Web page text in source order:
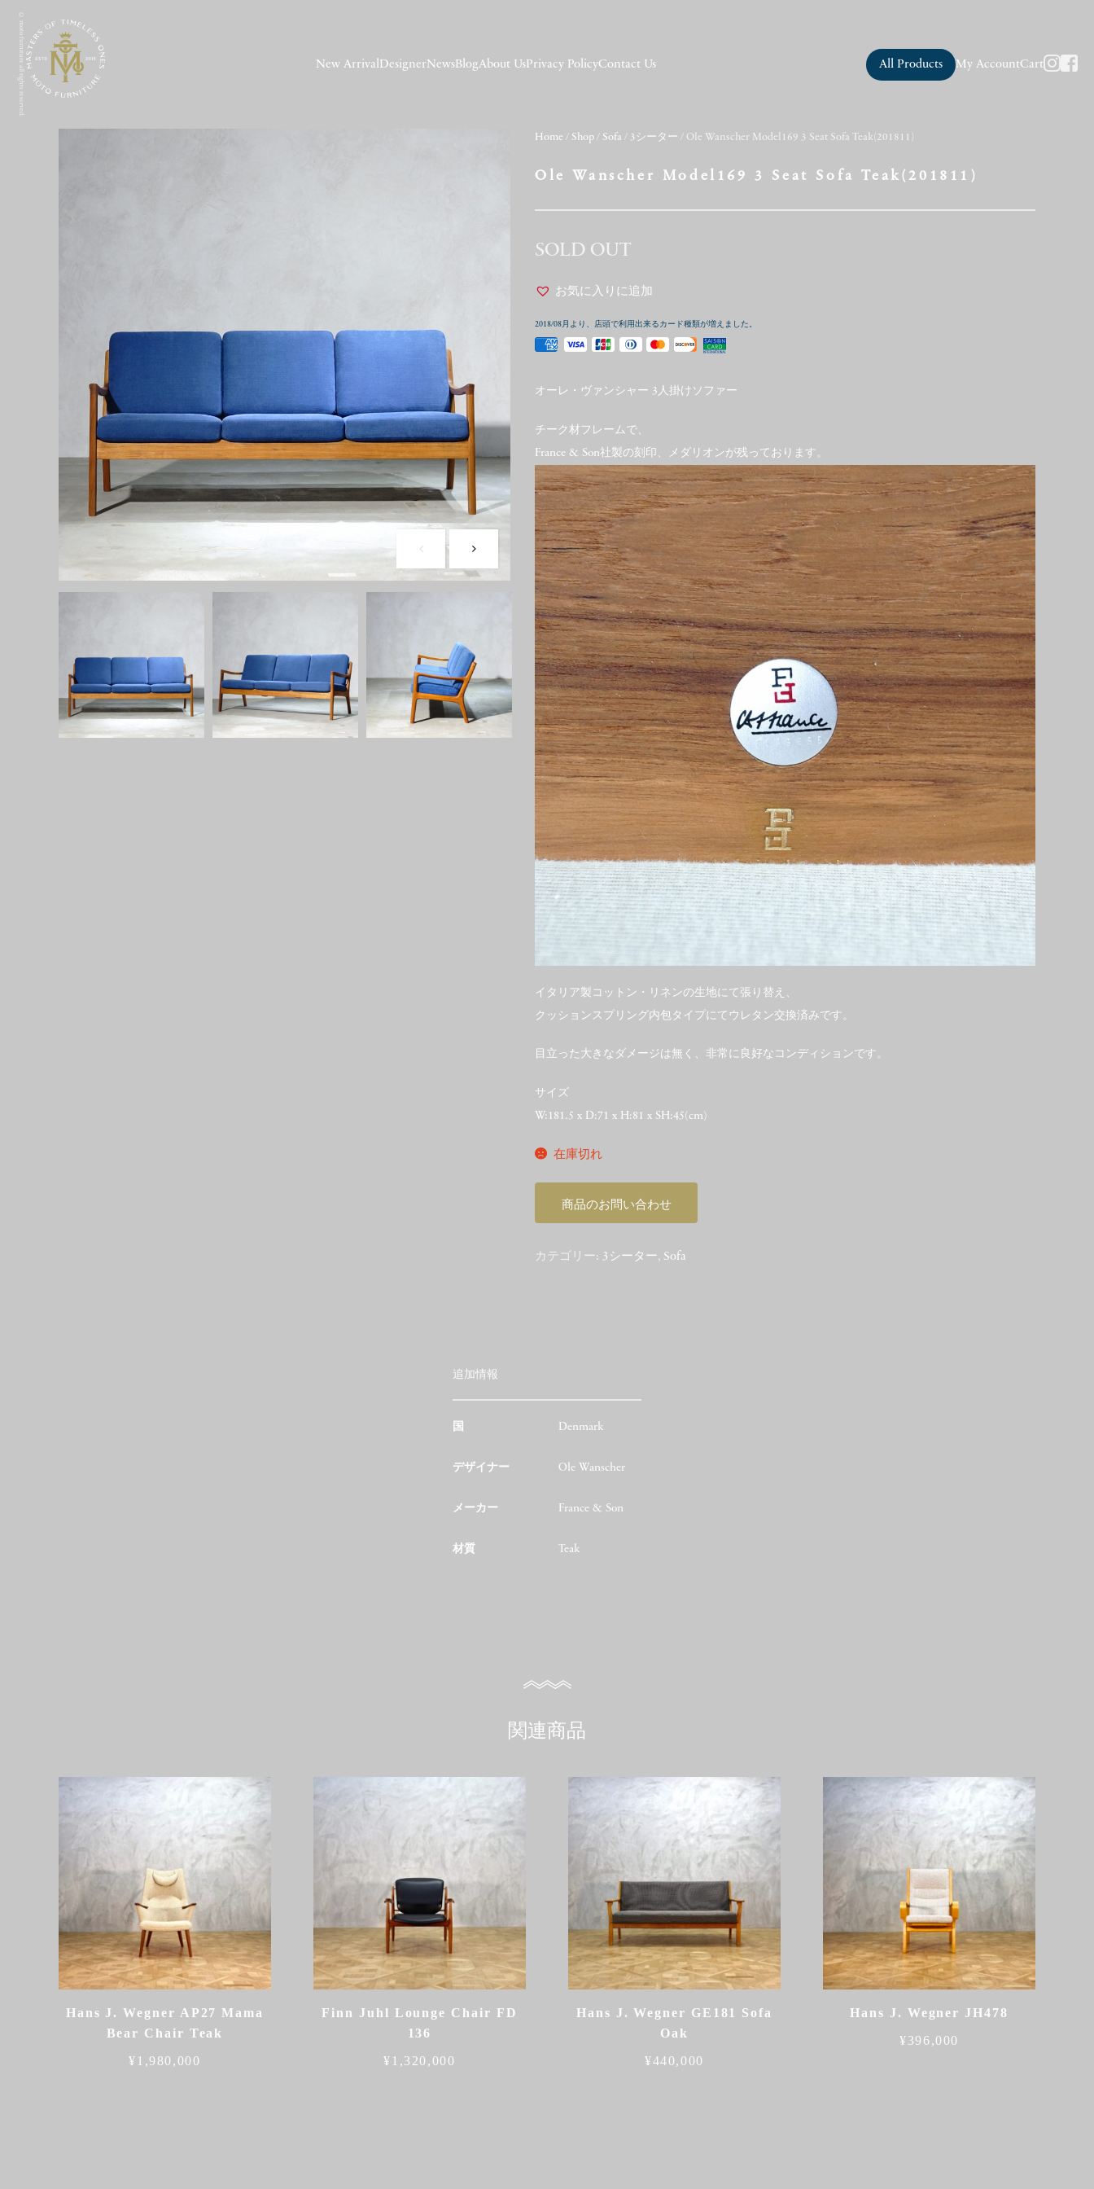
© moto furniture all rights reserved. New Arrival DesignerNewsBlogAbout UsPrivacy PolicyContact Us All Products My AccountCart
Home / Shop / Sofa / 3シーター / Ole Wanscher Model169 3 Seat Sofa Teak(201811)
Ole Wanscher Model169 3 Seat Sofa Teak(201811)
SOLD OUT
お気に入りに追加
2018/08月より、店頭で利用出来るカード種類が増えました。
オーレ・ヴァンシャー 3人掛けソファー
チーク材フレームで、
France & Son社製の刻印、メダリオンが残っております。
イタリア製コットン・リネンの生地にて張り替え、
クッションスプリング内包タイプにてウレタン交換済みです。
目立った大きなダメージは無く、非常に良好なコンディションです。
サイズ
W:181.5 x D:71 x H:81 x SH:45(cm)
在庫切れ
商品のお問い合わせ
カテゴリー: 3シーター, Sofa
追加情報
国 Denmark
デザイナー Ole Wanscher
メーカー France & Son
材質 Teak
関連商品
Hans J. Wegner AP27 Mama
Bear Chair Teak
¥ 1,980,000
Finn Juhl Lounge Chair FD
136
¥ 1,320,000
Hans J. Wegner GE181 Sofa
Oak
¥440,000
Hans J. Wegner JH478
¥396,000